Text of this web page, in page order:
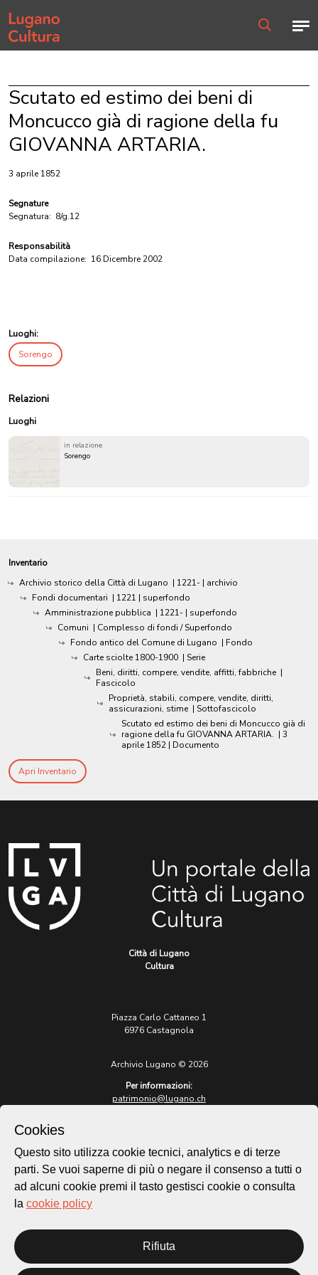
Home page
Scutato ed estimo dei beni di
Moncucco già di ragione della fu
GIOVANNA ARTARIA.
3 aprile 1852
Segnature
Segnatura: 8/g.12
Responsabilità
Data compilazione: 16 Dicembre 2002
Luoghi:
Sorengo
Relazioni
Luoghi
in relazione
Sorengo
Inventario
Archivio storico della Città di Lugano | 1221- | archivio
Fondi documentari | 1221 | superfondo
Amministrazione pubblica | 1221- | superfondo
Comuni | Complesso di fondi / Superfondo
Fondo antico del Comune di Lugano | Fondo
Carte sciolte 1800-1900 | Serie
Beni, diritti, compere, vendite, affitti, fabbriche |
Fascicolo
Proprietà, stabili, compere, vendite, diritti,
assicurazioni, stime | Sottofascicolo
Scutato ed estimo dei beni di Moncucco già di
ragione della fu GIOVANNA ARTARIA. | 3
aprile 1852 | Documento
Apri Inventario
Città di Lugano
Cultura
Piazza Carlo Cattaneo 1
6976 Castagnola
Archivio Lugano © 2026
Per informazioni:
patrimonio@lugano.ch
lugano.ch
Cookie policy
Homepage
Temi
Mappa
Cookies
Questo sito utilizza cookie tecnici, analytics e di terze
parti. Se vuoi saperne di più o negare il consenso a tutti o
ad alcuni cookie premi il tasto gestisci cookie o consulta
la cookie policy
Rifiuta